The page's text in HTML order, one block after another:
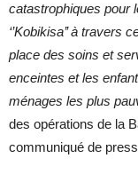
catastrophiques pour
‘’Kobikisa’’ à
place des soins et
enceintes et les
ménages les plus
des opérations de la
communiqué de